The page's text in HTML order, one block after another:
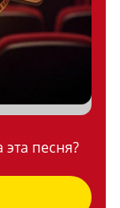
песня?